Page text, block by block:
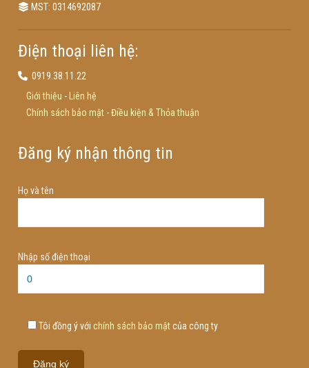
MST: 0314692087
Điện thoại liên hệ:
0919.38.11.22
Giới thiệu -
Liên hệ
Chính sách bảo mật-Điều kiện & Thỏa thuận
Đăng ký nhận thông tin
Họ và tên
Nhập số điện thoại
Tôi đồng ý với chính sách bảo mậtcủa công ty